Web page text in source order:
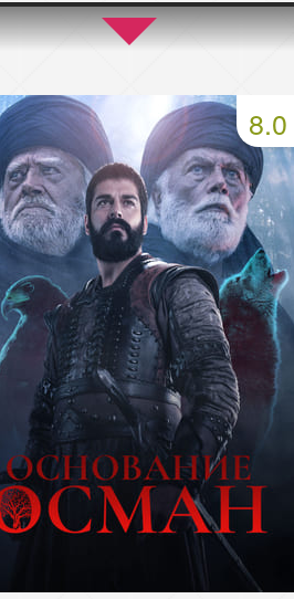
46 серия
47 серия
50 серия
51 серия
54 серия
55 серия
58 серия
59 серия
62 серия
63 серия
66 серия
67 серия
70 серия
71 серия
74 серия
75 серия
78 серия
79 серия
82 серия
83 серия
8.0